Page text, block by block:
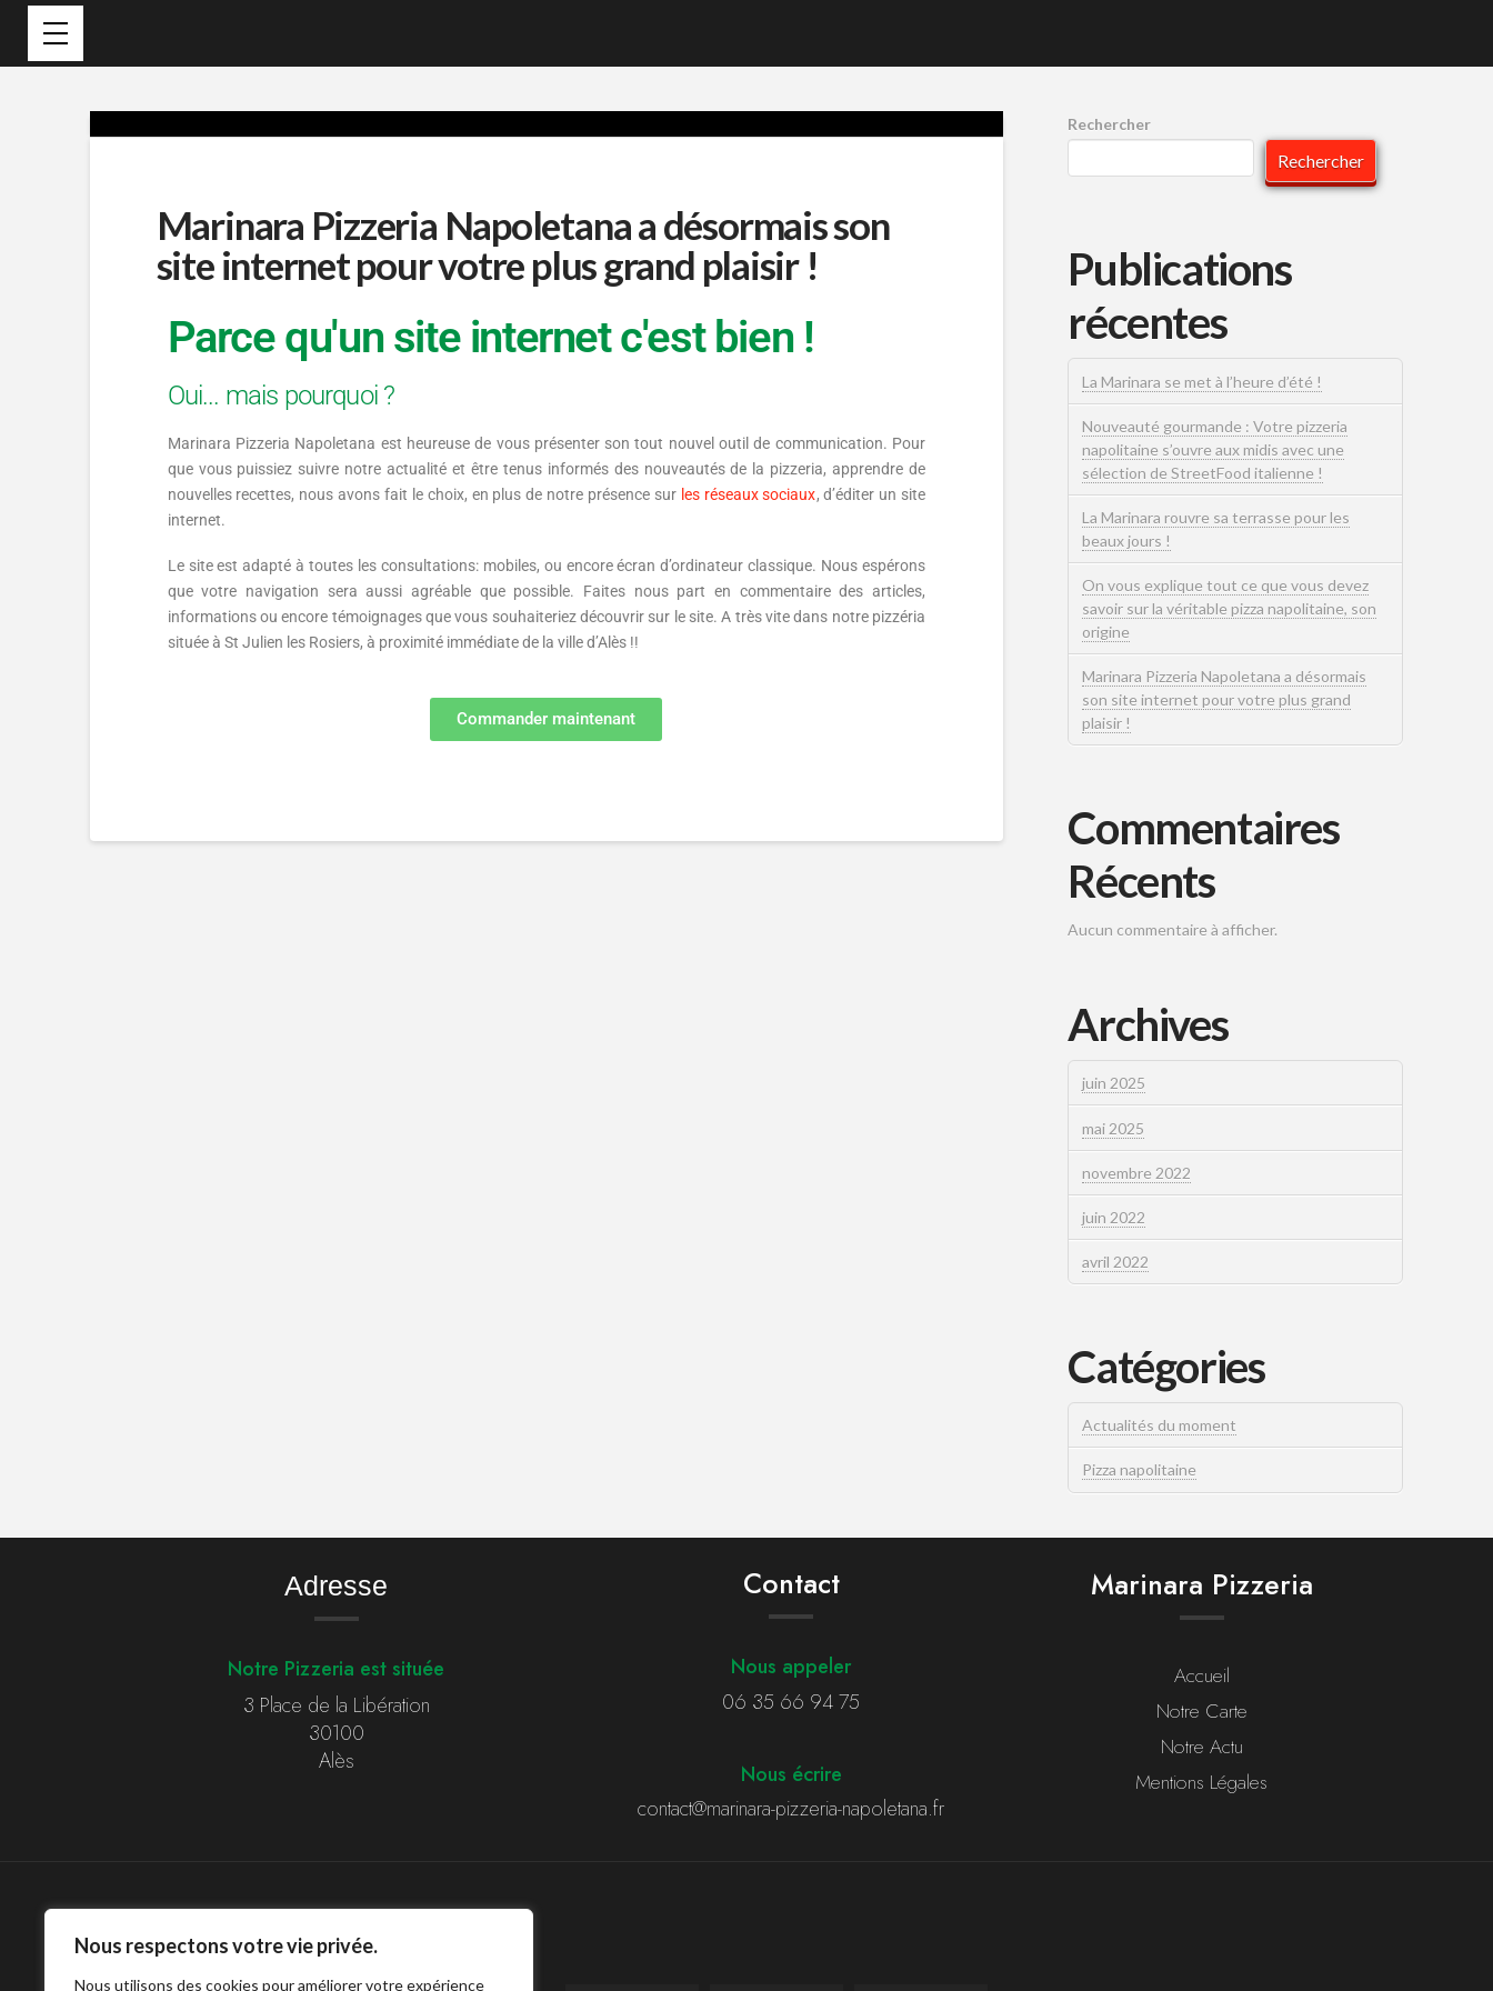
Nous respectons votre vie privée.
Nous utilisons des cookies pour améliorer votre expérience
Marinara Pizzeria Napoletana a désormais son
site internet pour votre plus grand plaisir !
Parce qu'un site internet c'est bien !
Oui... mais pourquoi ?
Marinara Pizzeria Napoletana est heureuse de vous présenter son tout nouvel outil de communication. Pour
que vous puissiez suivre notre actualité et être tenus informés des nouveautés de la pizzeria, apprendre de
nouvelles recettes, nous avons fait le choix, en plus de notre présence sur les réseaux sociaux, d’éditer un site
internet.
Le site est adapté à toutes les consultations: mobiles, ou encore écran d’ordinateur classique. Nous espérons
que votre navigation sera aussi agréable que possible. Faites nous part en commentaire des articles,
informations ou encore témoignages que vous souhaiteriez découvrir sur le site. A très vite dans notre pizzéria
située à St Julien les Rosiers, à proximité immédiate de la ville d’Alès !!
Commander maintenant
Rechercher
Rechercher
Publications
récentes
La Marinara se met à l’heure d’été !
Nouveauté gourmande : Votre pizzeria
napolitaine s’ouvre aux midis avec une
sélection de StreetFood italienne !
La Marinara rouvre sa terrasse pour les
beaux jours !
On vous explique tout ce que vous devez
savoir sur la véritable pizza napolitaine, son
origine
Marinara Pizzeria Napoletana a désormais
son site internet pour votre plus grand
plaisir !
Commentaires
Récents
Aucun commentaire à afficher.
Archives
juin 2025
mai 2025
novembre 2022
juin 2022
avril 2022
Catégories
Actualités du moment
Pizza napolitaine
Adresse
Notre Pizzeria est située
3 Place de la Libération
30100
Alès
Contact
Nous appeler
06 35 66 94 75
Nous écrire
contact@marinara-pizzeria-napoletana.fr
Marinara Pizzeria
Accueil
Notre Carte
Notre Actu
Mentions Légales